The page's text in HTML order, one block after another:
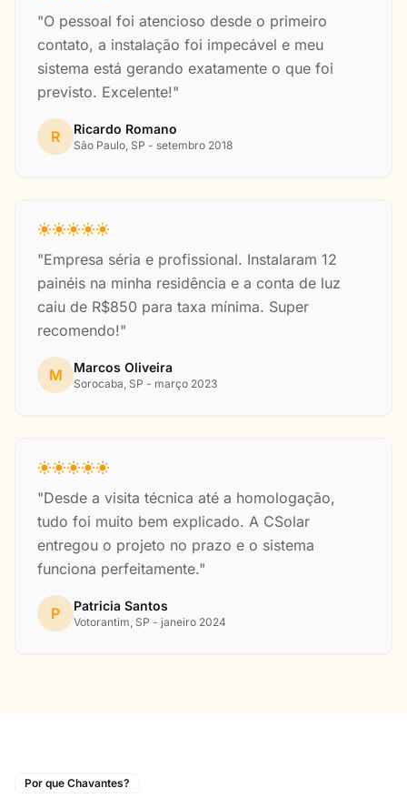
"O pessoal foi atencioso desde o primeiro
contato, a instalação foi impecável e meu
sistema está gerando exatamente o que foi
previsto. Excelente!"
R Ricardo Romano
São Paulo, SP - setembro 2018
"Empresa séria e profissional. Instalaram 12
painéis na minha residência e a conta de luz
caiu de R$850 para taxa mínima. Super
recomendo!"
M Marcos Oliveira
Sorocaba, SP - março 2023
"Desde a visita técnica até a homologação,
tudo foi muito bem explicado. A CSolar
entregou o projeto no prazo e o sistema
funciona perfeitamente."
P Patricia Santos
Votorantim, SP - janeiro 2024
Por que Chavantes?